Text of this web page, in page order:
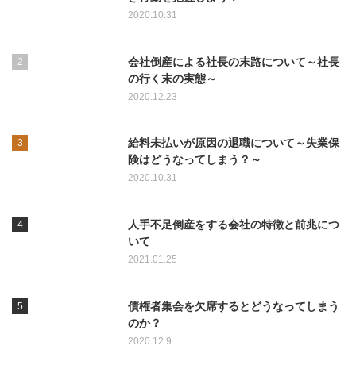
2020.10.31
会社倒産による社長の末路について～社長
の行く末の実態～
2020.12.23
給料未払いが原因の退職について～失業保
険はどうなってしまう？～
2020.10.31
人手不足倒産をする会社の特徴と前兆につ
いて
2021.01.25
債権者集会を欠席するとどうなってしまう
のか？
2020.12.9